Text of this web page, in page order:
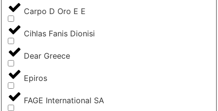
Carpo D Oro E E
Cihlas Fanis Dionisi
Dear Greece
Epiros
FAGE International SA